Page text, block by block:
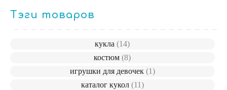
Тэги товаров
кукла(14)
костюм(8)
игрушки для девочек (1)
каталог кукол (11)